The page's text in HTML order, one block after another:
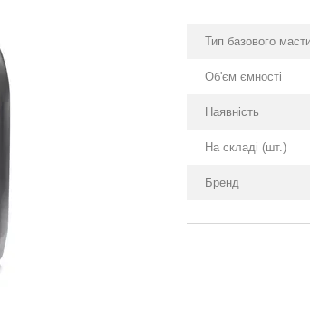
Тип базового
Об'єм ємності
Наявність
На складі (шт.)
Бренд